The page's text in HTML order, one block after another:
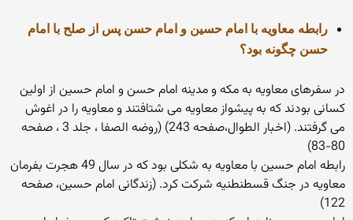
رابطه معاویه با امام حسین و امام حسن پس از صلح با امام
حسن چگونه بود؟
در سفرهای معاویه به مکه و مدینه امام حسن و امام حسین از اولین
کسانی بودند که به پیشواز معاویه می شتافتند و معاویه را در اغوش
می گرفتند. (اخبار الطوال،صفحه 243) (روضه الصفا ، جلد 3 ، صفحه
80-83)
رابطه امام حسین با معاویه به شکلی بود که در سال 49 هجرت بفرمان
معاویه در جنگ قسطنطنیه شرکت کرد. (زندگانی امام حسین، صفحه
122)